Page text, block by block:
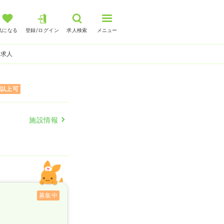
になる 登録/ログイン 求人検索 メニュー
人
上可
施設情報
募集中